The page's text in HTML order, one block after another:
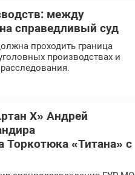
между
справедливый суд
проходить граница
производствах и
Х» Андрей
Торкотюка «Титана» с